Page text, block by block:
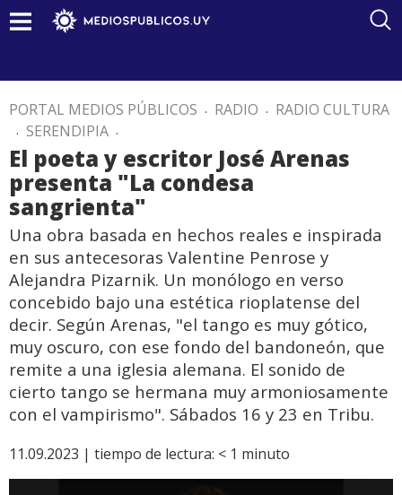
PORTAL MEDIOS PÚBLICOS . RADIO . RADIO CULTURA
. SERENDIPIA .
El poeta y escritor José Arenas
presenta "La condesa
sangrienta"
Una obra basada en hechos reales e inspirada
en sus antecesoras Valentine Penrose y
Alejandra Pizarnik. Un monólogo en verso
concebido bajo una estética rioplatense del
decir. Según Arenas, "el tango es muy gótico,
muy oscuro, con ese fondo del bandoneón, que
remite a una iglesia alemana. El sonido de
cierto tango se hermana muy armoniosamente
con el vampirismo". Sábados 16 y 23 en Tribu.
11.09.2023 | tiempo de lectura: < 1 minuto